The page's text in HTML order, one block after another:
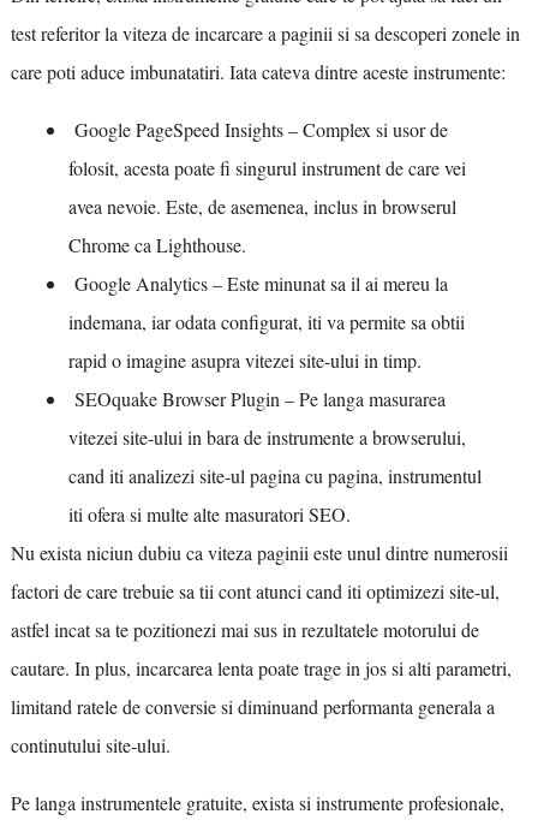
test referitor la viteza de incarcare a paginii si sa descoperi zonele in
care poti aduce imbunatatiri. Iata cateva dintre aceste instrumente:
Google PageSpeed Insights – Complex si usor de
folosit, acesta poate fi singurul instrument de care vei
avea nevoie. Este, de asemenea, inclus in browserul
Chrome ca Lighthouse.
Google Analytics – Este minunat sa il ai mereu la
indemana, iar odata configurat, iti va permite sa obtii
rapid o imagine asupra vitezei site-ului in timp.
SEOquake Browser Plugin – Pe langa masurarea
vitezei site-ului in bara de instrumente a browserului,
cand iti analizezi site-ul pagina cu pagina, instrumentul
iti ofera si multe alte masuratori SEO.
Nu exista niciun dubiu ca viteza paginii este unul dintre numerosii
factori de care trebuie sa tii cont atunci cand iti optimizezi site-ul,
astfel incat sa te pozitionezi mai sus in rezultatele motorului de
cautare. In plus, incarcarea lenta poate trage in jos si alti parametri,
limitand ratele de conversie si diminuand performanta generala a
continutului site-ului.
Pe langa instrumentele gratuite, exista si instrumente profesionale,